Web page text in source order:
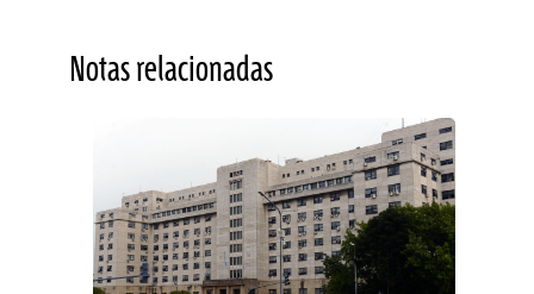
Notas relacionadas